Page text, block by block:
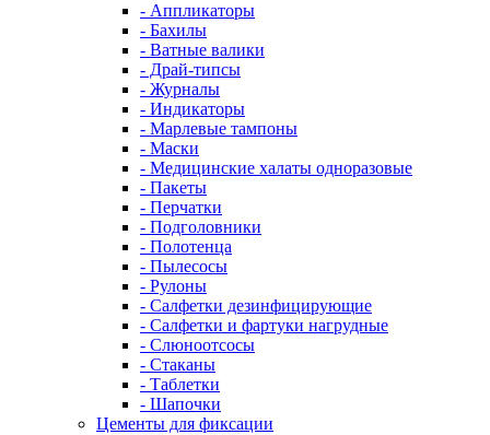
- Аппликаторы
- Бахилы
- Ватные валики
- Драй-типсы
- Журналы
- Индикаторы
- Марлевые тампоны
- Маски
- Медицинские халаты одноразовые
- Пакеты
- Перчатки
- Подголовники
- Полотенца
- Пылесосы
- Рулоны
- Салфетки дезинфицирующие
- Салфетки и фартуки нагрудные
- Слюноотсосы
- Стаканы
- Таблетки
- Шапочки
Цементы для фиксации